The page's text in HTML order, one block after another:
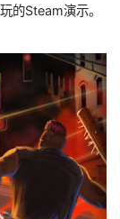
的Steam演示。